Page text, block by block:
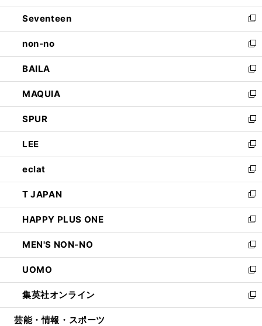
開
く
ウ
で
開
く
ン
ド
ウ
で
開
く
Seventeen
新
し
い
ウ
ィ
ン
ド
ウ
で
開
く
non-no
新
し
い
ウ
ィ
ン
ド
ウ
で
開
く
BAILA
新
し
い
ウ
ィ
ン
ド
ウ
で
開
く
MAQUIA
新
し
い
ウ
ィ
ン
ド
ウ
で
開
く
SPUR
新
し
い
ウ
ィ
ン
ド
ウ
で
開
く
LEE
新
し
い
ウ
ィ
ン
ド
ウ
で
開
く
eclat
新
し
い
ウ
ィ
ン
ド
ウ
で
開
く
T JAPAN
新
し
い
ウ
ィ
ン
ド
ウ
で
開
HAPPY PLUS ONE
新
し
い
ウ
ィ
ン
ド
ウ
MEN'S NON-NO
新
し
い
ウ
ィ
ン
UOMO
新
し
い
ウ
集英社オンライン
新
し
芸能・情報・スポーツ